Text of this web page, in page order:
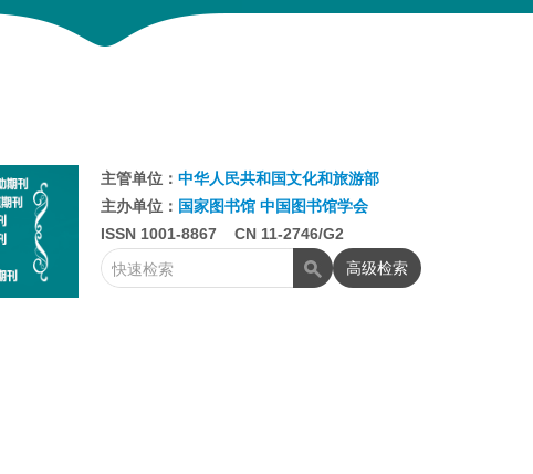
主管单位： 中华人民共和国文化和旅游部
主办单位： 国家图书馆 中国图书馆学会
ISSN 1001-8867 CN 11-2746/G2
高级检索